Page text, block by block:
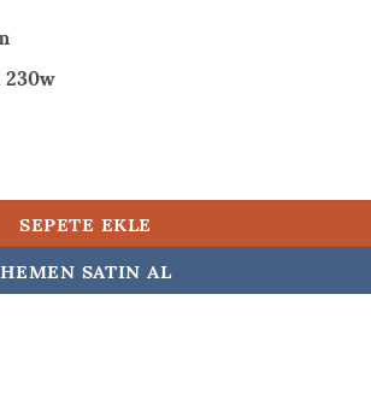
230w Orijinal Laptop
SEPETE EKLE
HEMEN SATIN AL